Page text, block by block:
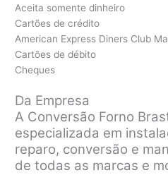
Aceita somente dinheiro
Cartões de crédito
American Express Diners Club
Cartões de débito
Cheques
Da Empresa
A Conversão Forno
especializada em
reparo, conversão e
de todas as marcas e